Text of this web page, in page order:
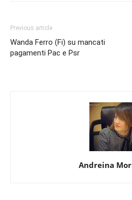
Previous article
Wanda Ferro (Fi) su mancati
pagamenti Pac e Psr
Andreina